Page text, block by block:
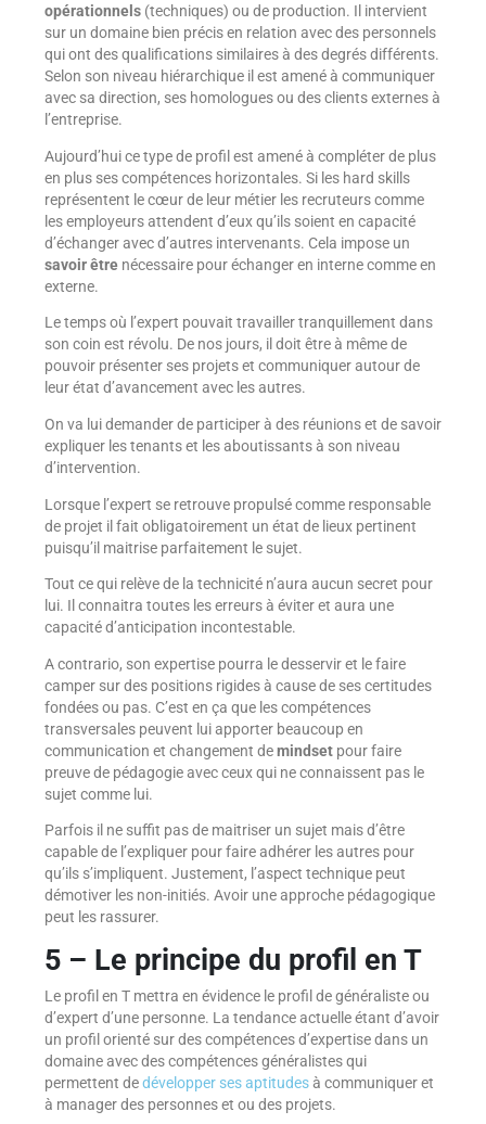
opérationnels(techniques) ou de production. Il intervient
sur un domaine bien précis en relation avec des personnels
qui ont des qualifications similaires à des degrés différents.
Selon son niveau hiérarchique il est amené à communiquer
avec sa direction, ses homologues ou des clients externes à
l’entreprise.
Aujourd’hui ce type de profil est amené à compléter de plus
en plus ses compétences horizontales. Si les hard skills
représentent le cœur de leur métier les recruteurs comme
les employeurs attendent d’eux qu’ils soient en capacité
d’échanger avec d’autres intervenants. Cela impose un
savoir êtrenécessaire pour échanger en interne comme en
externe.
Le temps où l’expert pouvait travailler tranquillement dans
son coin est révolu. De nos jours, il doit être à même de
pouvoir présenter ses projets et communiquer autour de
leur état d’avancement avec les autres.
On va lui demander de participer à des réunions et de savoir
expliquer les tenants et les aboutissants à son niveau
d’intervention.
Lorsque l’expert se retrouve propulsé comme responsable
de projet il fait obligatoirement un état de lieux pertinent
puisqu’il maitrise parfaitement le sujet.
Tout ce qui relève de la technicité n’aura aucun secret pour
lui. Il connaitra toutes les erreurs à éviter et aura une
capacité d’anticipation incontestable.
A contrario, son expertise pourra le desservir et le faire
camper sur des positions rigides à cause de ses certitudes
fondées ou pas. C’est en ça que les compétences
transversales peuvent lui apporter beaucoup en
communication et changement demindsetpour faire
preuve de pédagogie avec ceux qui ne connaissent pas le
sujet comme lui.
Parfois il ne suffit pas de maitriser un sujet mais d’être
capable de l’expliquer pour faire adhérer les autres pour
qu’ils s’impliquent. Justement, l’aspect technique peut
démotiver les non-initiés. Avoir une approche pédagogique
peut les rassurer.
5 – Le principe du profil en T
Le profil en T mettra en évidence le profil de généraliste ou
d’expert d’une personne. La tendance actuelle étant d’avoir
un profil orienté sur des compétences d’expertise dans un
domaine avec des compétences généralistes qui
permettent dedévelopper ses aptitudesà communiquer et
à manager des personnes et ou des projets.